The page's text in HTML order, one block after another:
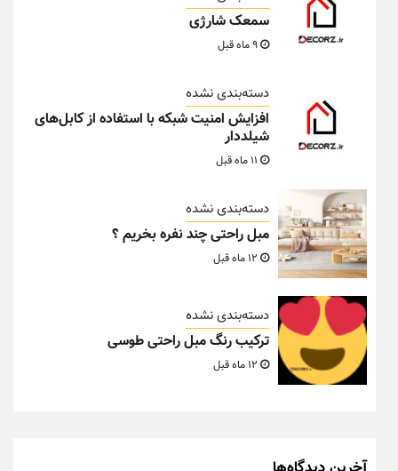
سمعک شارژی
دسته‌بندی نشده
افزایش امنیت شبکه با استفاده از کابل‌های
شیلددار
دسته‌بندی نشده
مبل راحتی چند نفره بخریم ؟
دسته‌بندی نشده
ترکیب رنگ مبل راحتی طوسی